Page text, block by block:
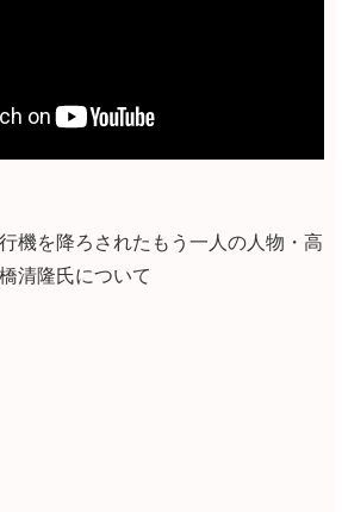
機を降ろされたもう一人の人物・高
橋清隆氏について